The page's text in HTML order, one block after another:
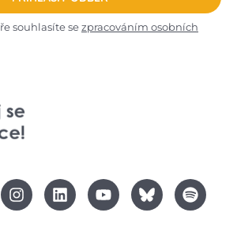
souhlasíte sezpracováním osobních